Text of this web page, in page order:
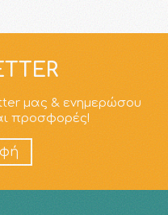
μας & ενημερώσου
προσφορές!